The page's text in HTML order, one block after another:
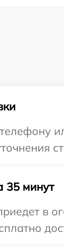
35 минут
в